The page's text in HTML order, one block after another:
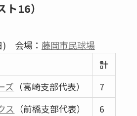
16）
) 会場： 藤岡市民球場
計
ズ （高崎支部代表）
7
ス （前橋支部代表） 6